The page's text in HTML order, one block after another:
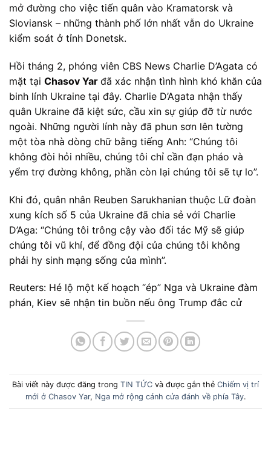
mở đường cho việc tiến quân vào Kramatorsk và
Sloviansk – những thành phố lớn nhất vẫn do Ukraine
kiểm soát ở tỉnh Donetsk.
Hồi tháng 2, phóng viên CBS News Charlie D’Agata có
mặt tại Chasov Yar đã xác nhận tình hình khó khăn của
binh lính Ukraine tại đây. Charlie D’Agata nhận thấy
quân Ukraine đã kiệt sức, cầu xin sự giúp đỡ từ nước
ngoài. Những người lính này đã phun sơn lên tường
một tòa nhà dòng chữ bằng tiếng Anh: “Chúng tôi
không đòi hỏi nhiều, chúng tôi chỉ cần đạn pháo và
yểm trợ đường không, phần còn lại chúng tôi sẽ tự lo”.
Khi đó, quân nhân Reuben Sarukhanian thuộc Lữ đoàn
xung kích số 5 của Ukraine đã chia sẻ với Charlie
D’Aga: “Chúng tôi trông cậy vào đối tác Mỹ sẽ giúp
chúng tôi vũ khí, để đồng đội của chúng tôi không
phải hy sinh mạng sống của mình”.
Reuters: Hé lộ một kế hoạch “ép” Nga và Ukraine đàm
phán, Kiev sẽ nhận tin buồn nếu ông Trump đắc cử
Bài viết này được đăng trong TIN TỨC và được gắn thẻ Chiếm vị trí
mới ở Chasov Yar, Nga mở rộng cánh cửa đánh về phía Tây.